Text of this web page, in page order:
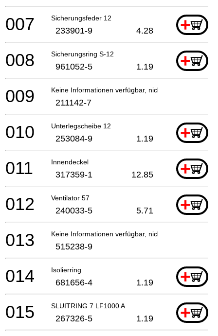
Sicherungsfeder 12 +
007 233901-9 4.28
Sicherungsring S-12 +
008 961052-5 1.19
Keine Informationen verfügbar, nicht bestellbar
009 211142-7
Unterlegscheibe 12 +
010 253084-9 1.19
Innendeckel +
011 317359-1 12.85
Ventilator 57 +
012 240033-5 5.71
Keine Informationen verfügbar, nicht bestellbar
013 515238-9
Isolierring +
014 681656-4 1.19
SLUITRING 7 LF1000 A +
015 267326-5 1.19